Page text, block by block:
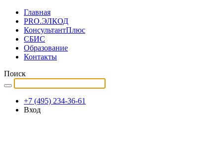
Главная
PRO.ЭЛКОД
КонсультантПлюс
СБИС
Образование
Контакты
Поиск
+7 (495) 234-36-61
Вход